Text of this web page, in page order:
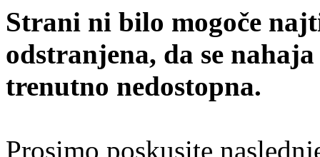
Strani ni bilo mogoče
odstranjena, da se
trenutno nedostopna.
Prosimo poskusite